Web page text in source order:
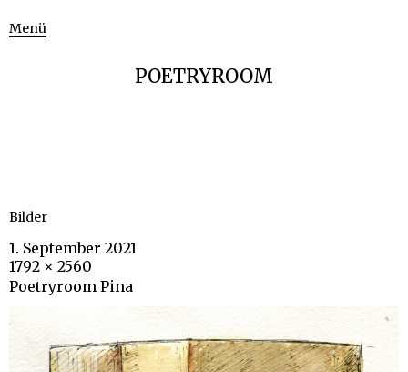
Menü
POETRYROOM
Bilder
1. September 2021
1792 × 2560
Poetryroom Pina